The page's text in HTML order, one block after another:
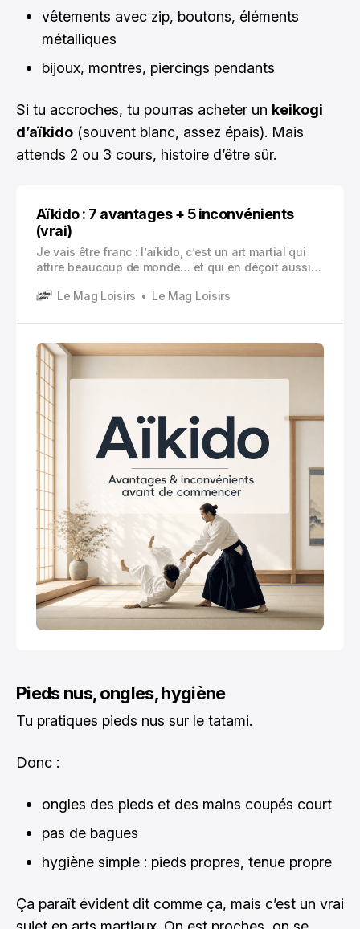
vêtements avec zip, boutons, éléments
métalliques
bijoux, montres, piercings pendants
Si tu accroches, tu pourras acheter un keikogi
d’aïkido (souvent blanc, assez épais). Mais
attends 2 ou 3 cours, histoire d’être sûr.
Aïkido : 7 avantages + 5 inconvénients
(vrai)
Je vais être franc : l’aïkido, c’est un art martial qui
attire beaucoup de monde… et qui en déçoit aussi
parce qu’on s’y inscrit parfois avec la mauvaise
Le Mag Loisirs Le Mag Loisirs
Pieds nus, ongles, hygiène
Tu pratiques pieds nus sur le tatami.
Donc :
ongles des pieds et des mains coupés court
pas de bagues
hygiène simple : pieds propres, tenue propre
Ça paraît évident dit comme ça, mais c’est un vrai